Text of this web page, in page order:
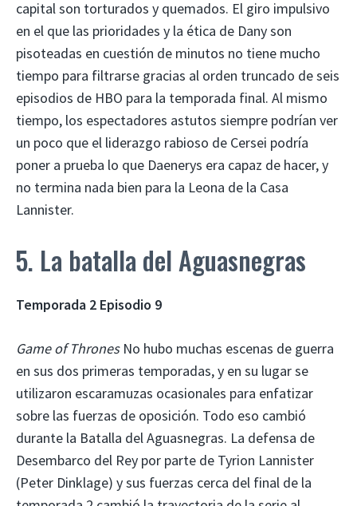
capital son torturados y quemados. El giro impulsivo
en el que las prioridades y la ética de Dany son
pisoteadas en cuestión de minutos no tiene mucho
tiempo para filtrarse gracias al orden truncado de seis
episodios de HBO para la temporada final. Al mismo
tiempo, los espectadores astutos siempre podrían ver
un poco que el liderazgo rabioso de Cersei podría
poner a prueba lo que Daenerys era capaz de hacer, y
no termina nada bien para la Leona de la Casa
Lannister.
5. La batalla del Aguasnegras
Temporada 2 Episodio 9
Game of ThronesNo hubo muchas escenas de guerra
en sus dos primeras temporadas, y en su lugar se
utilizaron escaramuzas ocasionales para enfatizar
sobre las fuerzas de oposición. Todo eso cambió
durante la Batalla del Aguasnegras. La defensa de
Desembarco del Rey por parte de Tyrion Lannister
(Peter Dinklage) y sus fuerzas cerca del final de la